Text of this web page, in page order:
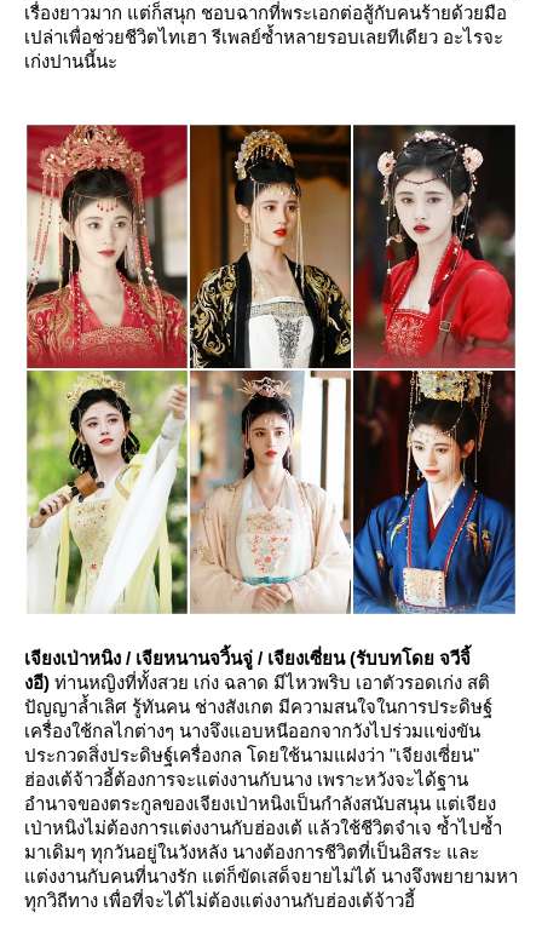
เรื่องยาวมาก แต่ก็สนุก ชอบฉากที่พระเอกต่อสู้กับคนร้ายด้วยมือ
เปล่าเพื่อช่วยชีวิตไทเฮา รีเพลย์ซ้ำหลายรอบเลยทีเดียว อะไรจะ
เก่งปานนี้นะ
เจียงเป่าหนิง / เจียหนานจวิ้นจู่ / เจียงเซี่ยน (รับบทโดย จวีจิ้
งอี) ท่านหญิงที่ทั้งสวย เก่ง ฉลาด มีไหวพริบ เอาตัวรอดเก่ง สติ
ปัญญาล้ำเลิศ รู้ทันคน ช่างสังเกต มีความสนใจในการประดิษฐ์
เครื่องใช้กลไกต่างๆ นางจึงแอบหนีออกจากวังไปร่วมแข่งขัน
ประกวดสิ่งประดิษฐ์เครื่องกล โดยใช้นามแฝงว่า "เจียงเซี่ยน"
ฮ่องเต้จ้าวอี้ต้องการจะแต่งงานกับนาง เพราะหวังจะได้ฐาน
อำนาจของตระกูลของเจียงเป่าหนิงเป็นกำลังสนับสนุน แต่เจียง
เป่าหนิงไม่ต้องการแต่งงานกับฮ่องเต้ แล้วใช้ชีวิตจำเจ ซ้ำไปซ้ำ
มาเดิมๆ ทุกวันอยู่ในวังหลัง นางต้องการชีวิตที่เป็นอิสระ และ
แต่งงานกับคนที่นางรัก แต่ก็ขัดเสด็จยายไม่ได้ นางจึงพยายามหา
ทุกวิถีทาง เพื่อที่จะได้ไม่ต้องแต่งงานกับฮ่องเต้จ้าวอี้